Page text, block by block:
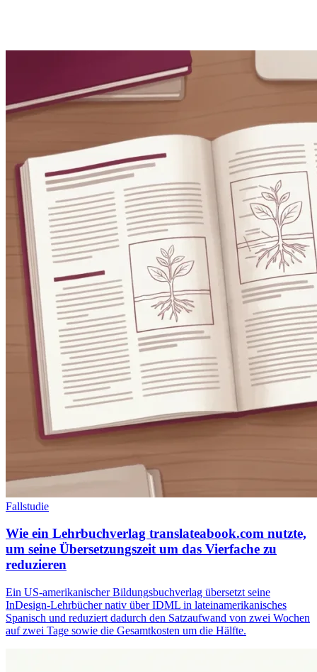
Fallstudie
Wie ein Lehrbuchverlag translateabook.com nutzte,
um seine Übersetzungszeit um das Vierfache zu
reduzieren
Ein US-amerikanischer Bildungsbuchverlag übersetzt seine
InDesign-Lehrbücher nativ über IDML in lateinamerikanisches
Spanisch und reduziert dadurch den Satzaufwand von zwei Wochen
auf zwei Tage sowie die Gesamtkosten um die Hälfte.